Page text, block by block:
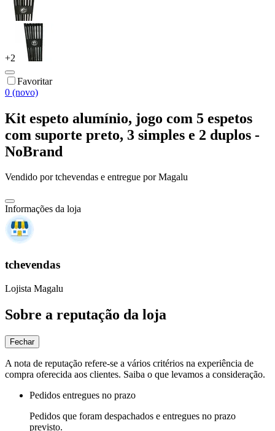
+2
Favoritar
0 (novo)
Kit espeto alumínio, jogo com 5 espetos
com suporte preto, 3 simples e 2 duplos -
NoBrand
Vendido portchevendas e entregue por Magalu
Informações da loja
tchevendas
Lojista Magalu
Sobre a reputação da loja
Fechar
A nota de reputação refere-se a vários critérios na experiência de
compra oferecida aos clientes. Saiba o que levamos a consideração.
Pedidos entregues no prazo
Pedidos que foram despachados e entregues no prazo
previsto.